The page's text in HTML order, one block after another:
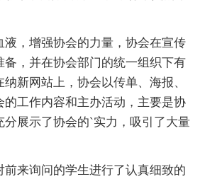
，增强协会的力量，协会在宣传
备，并在协会部门的统一组织下有
新网站上，协会以传单、海报、
的工作内容和主办活动，主要是协
分展示了协会的`实力，吸引了大量
来询问的学生进行了认真细致的